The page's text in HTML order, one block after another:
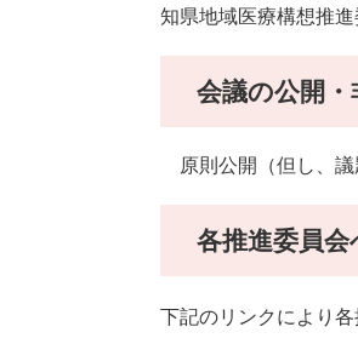
知県地域医療構想推
会議の公開・
原則公開（但し、議
各推進委員
下記のリンクにより